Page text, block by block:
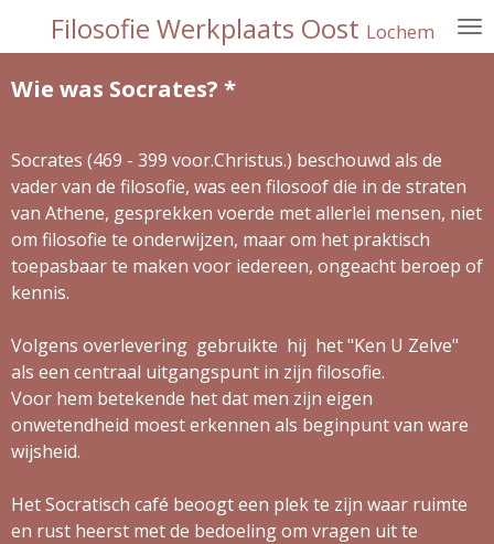
direct
de
Filosofie Werkplaats Oost Lochem
Wie was Socrates? *
Socrates (469 - 399 voor.Christus.) beschouwd als de
vader van de filosofie, was een filosoof die in de straten
van Athene, gesprekken voerde met allerlei mensen, niet
om filosofie te onderwijzen, maar om het praktisch
toepasbaar te maken voor iedereen, ongeacht beroep of
kennis.
Volgens overlevering gebruikte hij het "Ken U Zelve"
als een centraal uitgangspunt in zijn filosofie.
Voor hem betekende het dat men zijn eigen
onwetendheid moest erkennen als beginpunt van ware
wijsheid.
Het Socratisch café beoogt een plek te zijn waar ruimte
en rust heerst met de bedoeling om vragen uit te